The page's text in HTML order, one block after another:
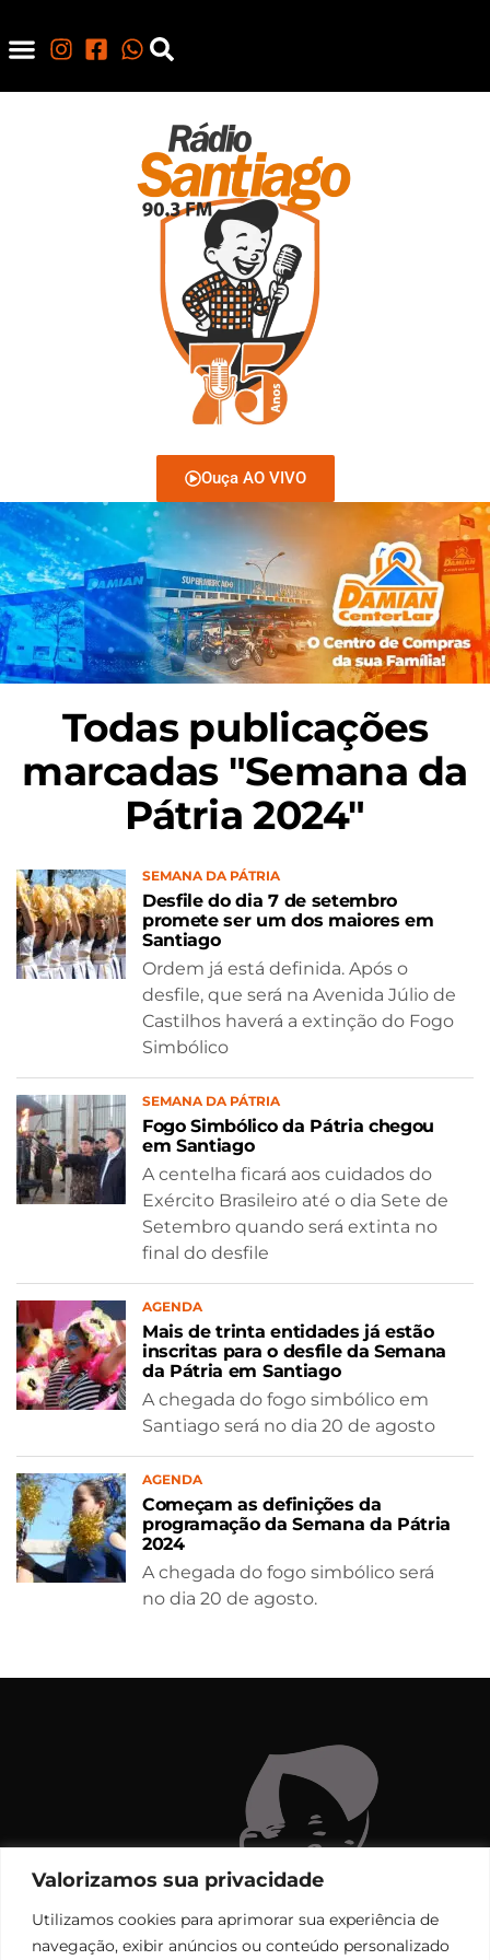
Valorizamos sua privacidade
Utilizamos cookies para aprimorar sua experiência de
navegação, exibir anúncios ou conteúdo personalizado
Ouça AO VIVO
Todas publicações
marcadas "Semana da
Pátria 2024"
SEMANA DA PÁTRIA
Desfile do dia 7 de setembro
promete ser um dos maiores em
Santiago
Ordem já está definida. Após o
desfile, que será na Avenida Júlio de
Castilhos haverá a extinção do Fogo
Simbólico
SEMANA DA PÁTRIA
Fogo Simbólico da Pátria chegou
em Santiago
A centelha ficará aos cuidados do
Exército Brasileiro até o dia Sete de
Setembro quando será extinta no
final do desfile
AGENDA
Mais de trinta entidades já estão
inscritas para o desfile da Semana
da Pátria em Santiago
A chegada do fogo simbólico em
Santiago será no dia 20 de agosto
AGENDA
Começam as definições da
programação da Semana da Pátria
2024
A chegada do fogo simbólico será
no dia 20 de agosto.